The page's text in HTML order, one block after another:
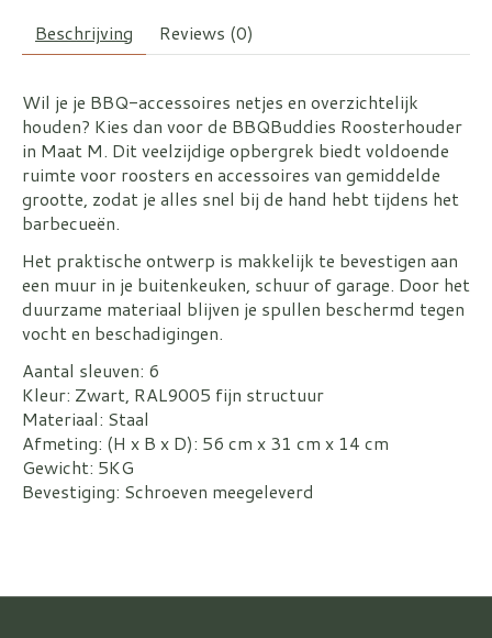
Beschrijving Reviews (0)
Wil je je BBQ-accessoires netjes en overzichtelijk
houden? Kies dan voor de BBQBuddies Roosterhouder
in Maat M. Dit veelzijdige opbergrek biedt voldoende
ruimte voor roosters en accessoires van gemiddelde
grootte, zodat je alles snel bij de hand hebt tijdens het
barbecueën.
Het praktische ontwerp is makkelijk te bevestigen aan
een muur in je buitenkeuken, schuur of garage. Door het
duurzame materiaal blijven je spullen beschermd tegen
vocht en beschadigingen.
Aantal sleuven: 6
Kleur: Zwart, RAL9005 fijn structuur
Materiaal: Staal
Afmeting: (H x B x D): 56 cm x 31 cm x 14 cm
Gewicht: 5KG
Bevestiging: Schroeven meegeleverd